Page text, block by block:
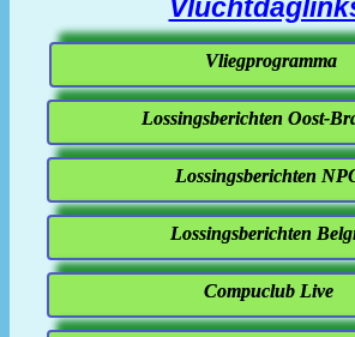
Vliegprogramma
Lossingsberichten Oost-
Lossingsberichten
Lossingsberichten
Compuclub Live